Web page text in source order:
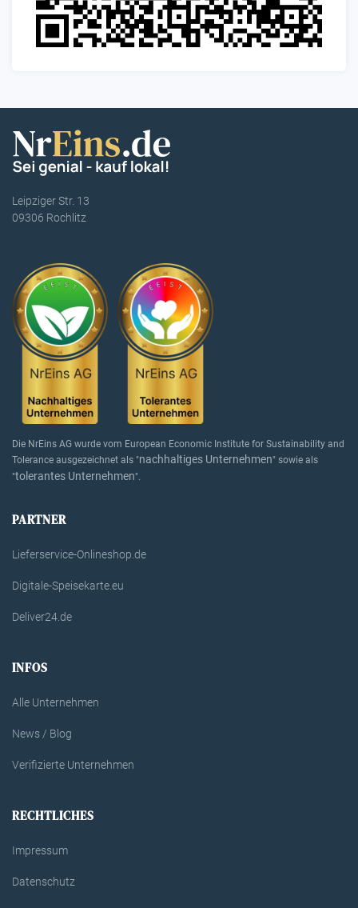
Leipziger Str. 13
09306 Rochlitz
Die NrEins AG wurde vom European Economic Institute for Sustainability and
Tolerance ausgezeichnet als "nachhaltiges Unternehmen" sowie als
"tolerantes Unternehmen".
PARTNER
Lieferservice-Onlineshop.de
Digitale-Speisekarte.eu
Deliver24.de
INFOS
Alle Unternehmen
News / Blog
Verifizierte Unternehmen
RECHTLICHES
Impressum
Datenschutz